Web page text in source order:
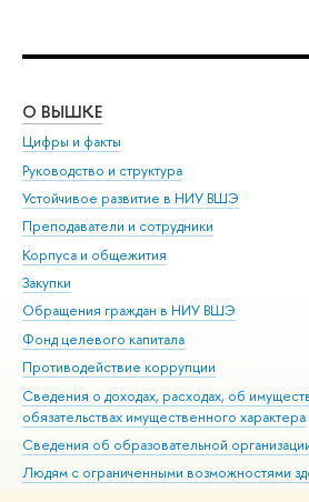
О ВЫШКЕ
Цифры и факты
Руководство и структура
Устойчивое развитие в НИУ ВШЭ
Преподаватели и сотрудники
Корпуса и общежития
Закупки
Обращения граждан в НИУ ВШЭ
Фонд целевого капитала
Противодействие коррупции
Сведения о доходах, расходах, об
обязательствах имущественного характера
Сведения об образовательной
Людям с ограниченными возможностями